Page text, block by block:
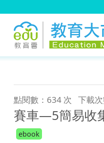
點閱數：634 次 下載
賽車—5簡易收
ebook